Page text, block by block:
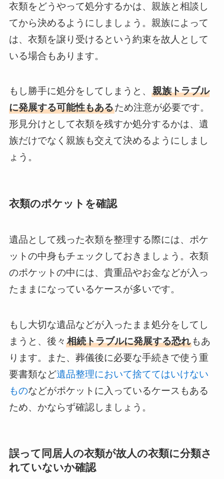
衣類をどうやって処分するかは、親族と相談し
てから決めるようにしましょう。親族によって
は、衣類を譲り受けるという約束を故人として
いる場合もあります。
もし勝手に処分をしてしまうと、 親族トラブル
に発展する可能性もあるため注意が必要です。
形見分けとして衣類を残すか処分するかは、遺
族だけでなく親族も交えて決めるようにしまし
ょう。
衣類のポケットを確認
遺品として残った衣類を整理する際には、ポケ
ットの中身もチェックしておきましょう。衣類
のポケットの中には、貴重品やお金などが入っ
たままになっているケースが多いです。
もし大切な遺品などが入ったまま処分をしてし
まうと、後々 相続トラブルに発展する恐れもあ
ります。また、葬儀後に必要な手続きで使う重
要書類など遺品整理において捨ててはいけない
ものなどがポケットに入っているケースもある
ため、かならず確認しましょう。
誤って同居人の衣類が故人の衣類に分類さ
れていないか確認